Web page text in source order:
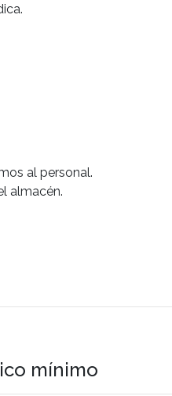
al personal.
almacén.
mínimo